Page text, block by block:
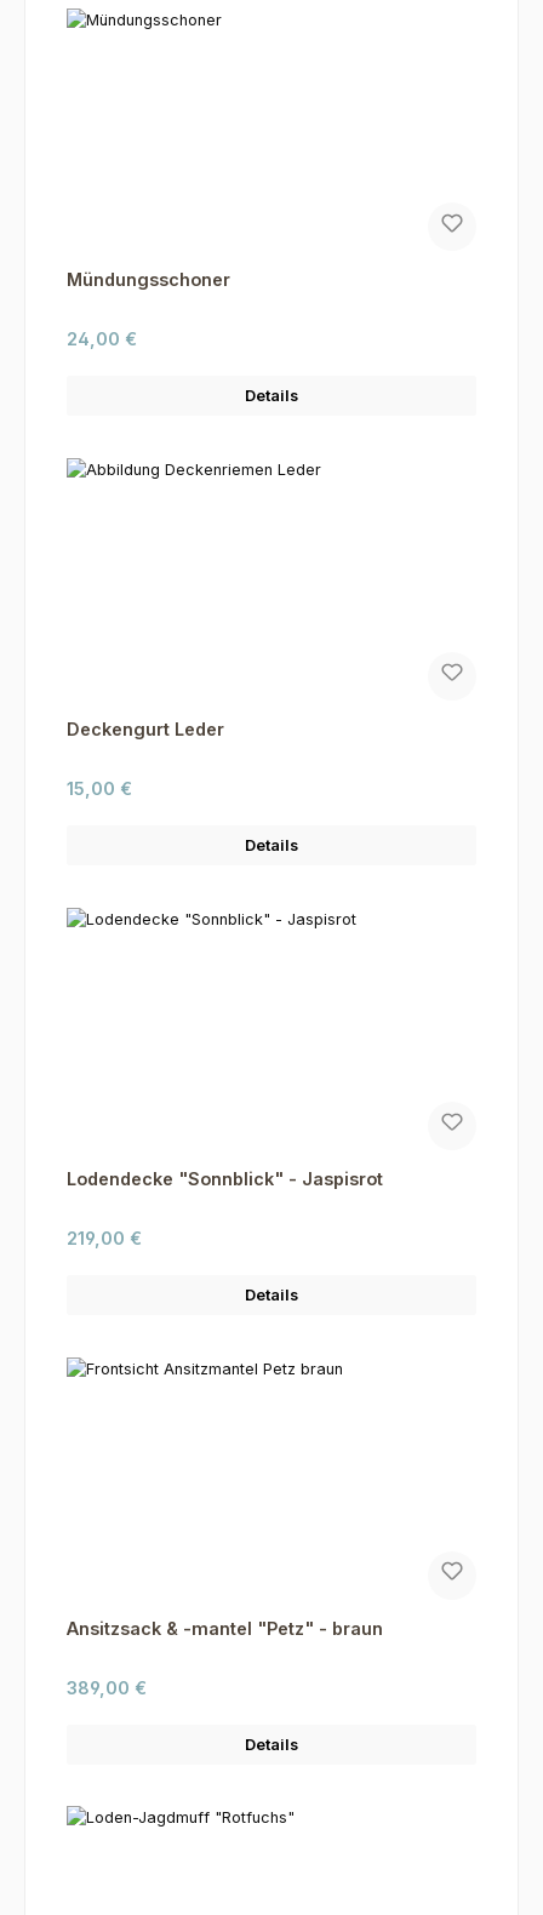
Mündungsschoner
Regulärer Preis:
24,00 €
Details
Deckengurt Leder
Regulärer Preis:
15,00 €
Details
Lodendecke "Sonnblick" - Jaspisrot
Regulärer Preis:
219,00 €
Details
Ansitzsack & -mantel "Petz" - braun
Regulärer Preis:
389,00 €
Details